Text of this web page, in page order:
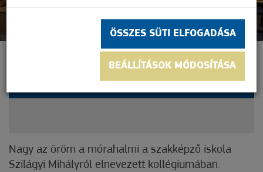
MEGÉRKEZTEK AZ ÚJ
INFORMATIKAI ESZKÖZÖK
Nagy az öröm a mórahalmi a szakképző iskola
Szilágyi Mihályról elnevezett kollégiumában.
ÖSSZES SÜTI ELFOGADÁSA
BEÁLLÍTÁSOK MÓDOSÍTÁSA